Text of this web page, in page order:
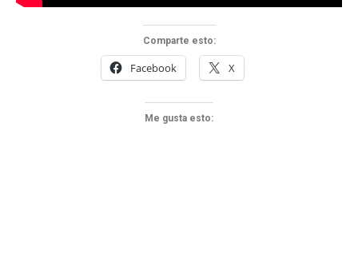
Comparte esto:
Facebook X
Me gusta esto: